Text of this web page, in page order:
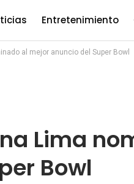
Entretenimiento
al mejor anuncio del Super Bowl
Lima
Bowl